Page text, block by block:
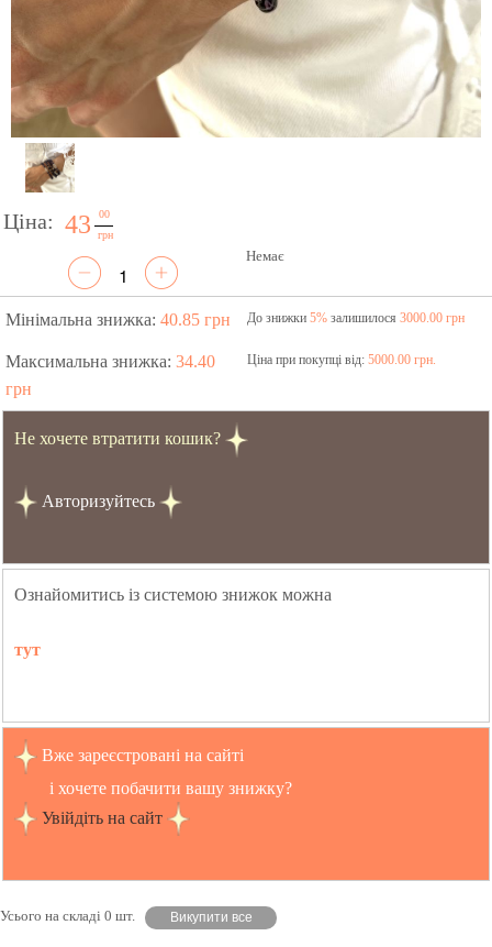
Ціна: 43
00
грн
Немає
Мінімальна знижка: 40.85 грн До знижки 5%залишилося 3000.00 грн
Максимальна знижка: 34.40
грн
Ціна при покупці від: 5000.00 грн.
Не хочете втратити кошик?
Авторизуйтесь
Ознайомитись із системою знижок можна
тут
Вже зареєстровані на сайті
і хочете побачити вашу знижку?
Увійдіть на сайт
Усього на складі 0 шт. Викупити все